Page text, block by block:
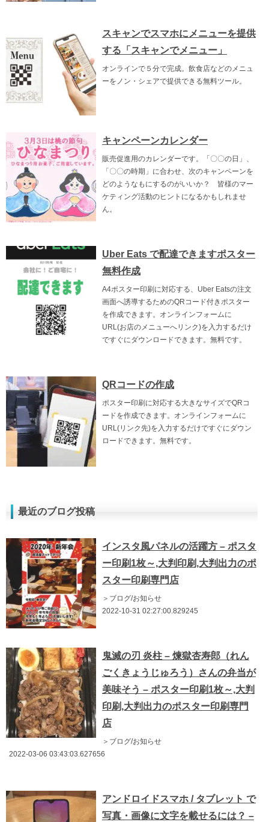
スキャンでスマホにメニューを提供
する「スキャンでメニュー」
オンラインで５分で完成。飲食店などのメニュ
ーをノン・シェアで提供できる無料ツール。
キャンペーンカレンダー
販売促進用のカレンダーです。「〇〇の日」、
「〇〇の時期」に合わせ、次のキャンペーンを
どのようなもにするのがいいか？ 皆様のマー
ケティング活動のヒントになるかもしれませ
ん。
Uber Eats で配達できますポスター
無料作成
A4ポスター印刷に対応する、Uber Eatsの注文
画面へ誘導するためのQRコード付きポスター
を作成できます。オンラインフォームに
URL(お店のメニューへリンク)を入力するだけ
ですぐにダウンロードできます。無料です。
QRコードの作成
ポスター印刷に対応する大きなサイズでQRコ
ードを作成できます。オンラインフォームに
URL(リンク先)を入力するだけですぐにダウン
ロードできます。無料です。
最近のブログ投稿
インスタ風パネルの活躍方 – ポスタ
ー印刷1枚～,大判印刷,大判出力のポ
スター印刷専門店
＞ブログ/お知らせ
2022-10-31 02:27:00.829245
鬼滅の刃 炎柱 – 煉獄杏寿郎（れん
ごくきょうじゅろう）さんの弁当が
美味そう – ポスター印刷1枚～,大判
印刷,大判出力のポスター印刷専門
店
＞ブログ/お知らせ
2022-03-06 03:43:03.627656
アンドロイドスマホ / タブレット で
写真・画像に文字を載せるには？ –